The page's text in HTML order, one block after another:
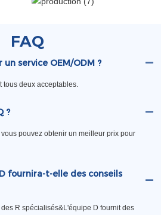
FAQ
service OEM/ODM ?
tous deux acceptables.
?
vous pouvez obtenir un meilleur prix pour
fournira-t-elle des conseils
R spécialisés&L'équipe D fournit des